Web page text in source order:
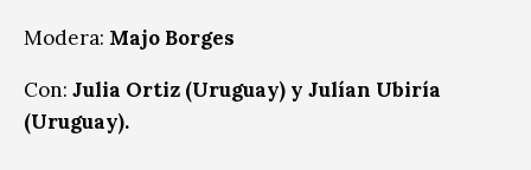
Modera: Majo Borges
Con: Julia Ortiz (Uruguay) y Julían Ubiría
(Uruguay).